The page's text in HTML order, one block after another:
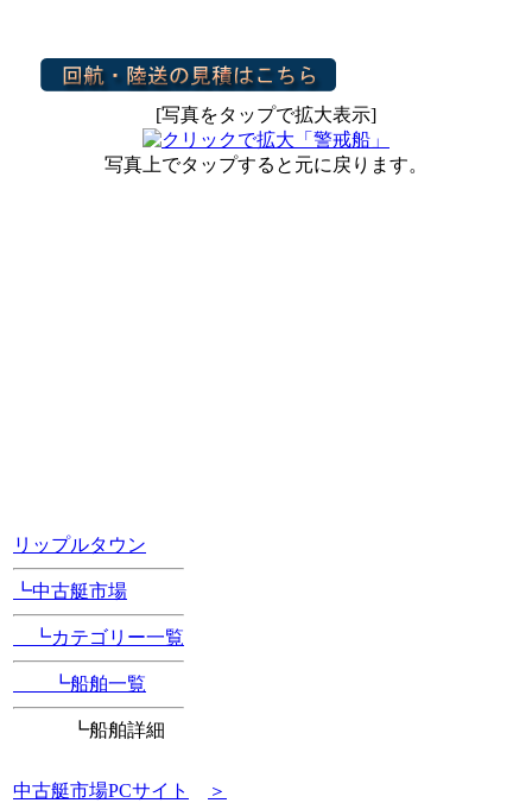
[写真をタップで拡大表示]
写真上でタップすると元に戻ります。
リップルタウン
┗中古艇市場
┗カテゴリー一覧
┗船舶一覧
┗船舶詳細
中古艇市場PCサイト ＞